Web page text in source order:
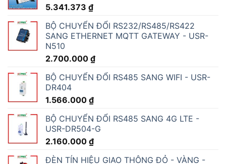
5.341.373 ₫
BỘ CHUYỂN ĐỔI RS232/RS485/RS422
SANG ETHERNET MQTT GATEWAY - USR-
N510
2.700.000 ₫
BỘ CHUYỂN ĐỔI RS485 SANG WIFI - USR-
DR404
1.566.000 ₫
BỘ CHUYỂN ĐỔI RS485 SANG 4G LTE -
USR-DR504-G
2.160.000 ₫
ĐÈN TÍN HIỆU GIAO THÔNG ĐỎ - VÀNG -